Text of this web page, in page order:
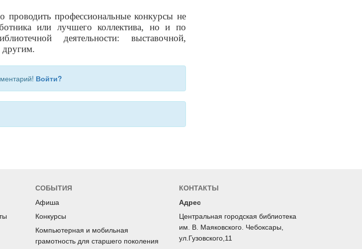
профессиональные конкурсы не
или лучшего коллектива, но и по
деятельности: выставочной,
другим.
Войти?
СОБЫТИЯ
Афиша
Конкурсы
Компьютерная и мобильная
грамотность для старшего поколения
КОНТАКТЫ
Адрес
Центральная городская библиотека
им. В. Маяковского. Чебоксары,
ул.Гузовского,11